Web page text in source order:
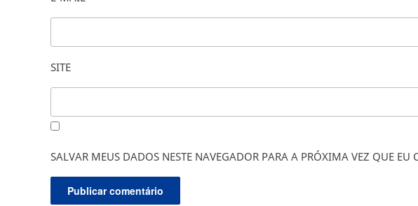
SITE
SALVAR MEUS DADOS NESTE NAVEGADOR PARA A PRÓXIMA VEZ QUE EU